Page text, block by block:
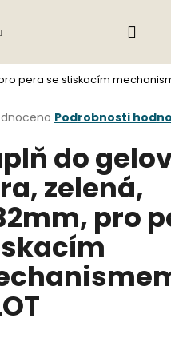
pera se stiskacím
Podrobnosti
do
zelená,
pro